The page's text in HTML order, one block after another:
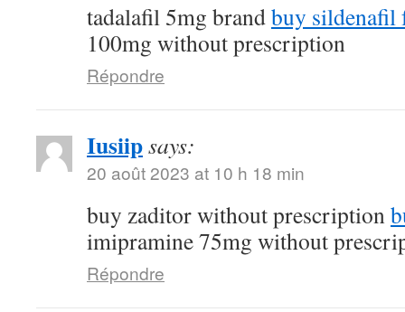
tadalafil 5mg brandbuy sildenafil
100mg without prescription
Répondre
Iusiipsays:
20 août 2023 at 10 h 18 min
buy zaditor without prescription
imipramine 75mg without
Répondre